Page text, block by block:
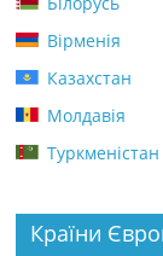
Вірменія
Казахстан
Молдавія
Туркменістан
Країни